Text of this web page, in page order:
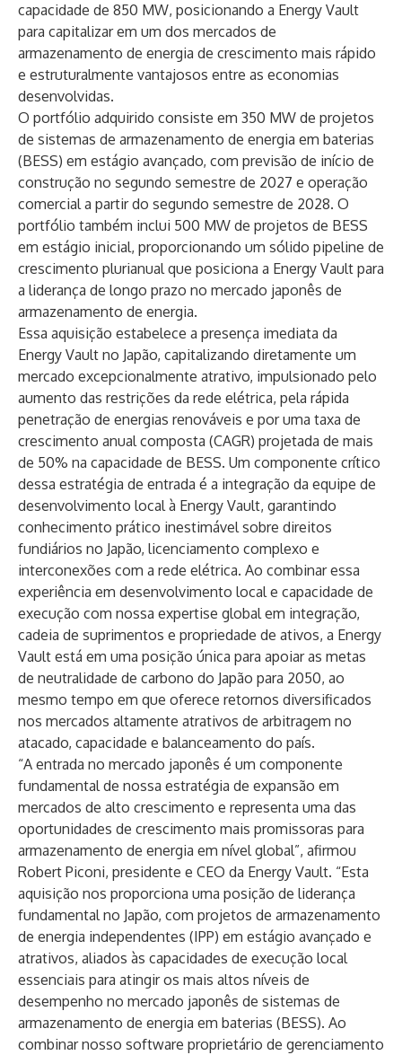
capacidade de 850 MW, posicionando a Energy Vault
para capitalizar em um dos mercados de
armazenamento de energia de crescimento mais rápido
e estruturalmente vantajosos entre as economias
desenvolvidas.
O portfólio adquirido consiste em 350 MW de projetos
de sistemas de armazenamento de energia em baterias
(BESS) em estágio avançado, com previsão de início de
construção no segundo semestre de 2027 e operação
comercial a partir do segundo semestre de 2028. O
portfólio também inclui 500 MW de projetos de BESS
em estágio inicial, proporcionando um sólido pipeline de
crescimento plurianual que posiciona a Energy Vault para
a liderança de longo prazo no mercado japonês de
armazenamento de energia.
Essa aquisição estabelece a presença imediata da
Energy Vault no Japão, capitalizando diretamente um
mercado excepcionalmente atrativo, impulsionado pelo
aumento das restrições da rede elétrica, pela rápida
penetração de energias renováveis ​​e por uma taxa de
crescimento anual composta (CAGR) projetada de mais
de 50% na capacidade de BESS. Um componente crítico
dessa estratégia de entrada é a integração da equipe de
desenvolvimento local à Energy Vault, garantindo
conhecimento prático inestimável sobre direitos
fundiários no Japão, licenciamento complexo e
interconexões com a rede elétrica. Ao combinar essa
experiência em desenvolvimento local e capacidade de
execução com nossa expertise global em integração,
cadeia de suprimentos e propriedade de ativos, a Energy
Vault está em uma posição única para apoiar as metas
de neutralidade de carbono do Japão para 2050, ao
mesmo tempo em que oferece retornos diversificados
nos mercados altamente atrativos de arbitragem no
atacado, capacidade e balanceamento do país.
“A entrada no mercado japonês é um componente
fundamental de nossa estratégia de expansão em
mercados de alto crescimento e representa uma das
oportunidades de crescimento mais promissoras para
armazenamento de energia em nível global”, afirmou
Robert Piconi, presidente e CEO da Energy Vault. “Esta
aquisição nos proporciona uma posição de liderança
fundamental no Japão, com projetos de armazenamento
de energia independentes (IPP) em estágio avançado e
atrativos, aliados às capacidades de execução local
essenciais para atingir os mais altos níveis de
desempenho no mercado japonês de sistemas de
armazenamento de energia em baterias (BESS). Ao
combinar nosso software proprietário de gerenciamento